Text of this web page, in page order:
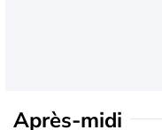
Après-midi